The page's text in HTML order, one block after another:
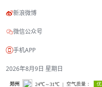
新浪微博
微信公众号
手机APP
2026年8月9日 星期日